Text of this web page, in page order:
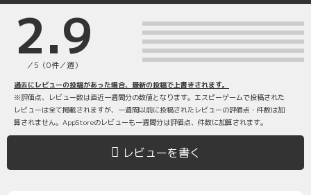
2.9
／5（0件／週）
過去にレビューの投稿があった場合、最新の投稿で上書きされます。
※評価点、レビュー数は直近一週間分の数値となります。エスピーゲームで投稿された
レビューは全て掲載されますが、一週間以前に投稿されたレビューの評価点・件数は加
算されません。AppStoreのレビューも一週間分は評価点、件数に加算されます。
レビューを書く